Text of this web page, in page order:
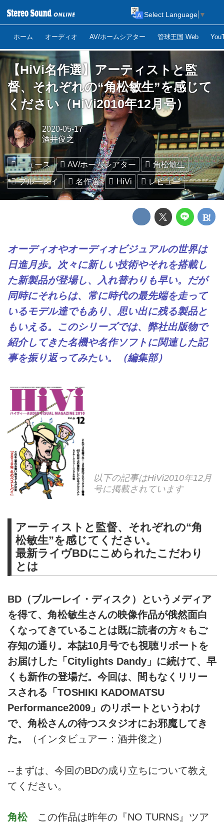
ホーム オーディオ AV/ホームシアター 管球王国 Web
Select Language ▼
【HiVi名作選】アーティストと監
督、それぞれの“角松敏生”を感じて
ください（HiVi2010年12月号）
2020-05-17
酒井俊之
ニュース AV/ホームシアター
角松敏生
ブルーレイ
名作選 HiVi レビュー
オーディオやオーディオビジュアルの世界は
日進月歩。次々に新しい技術やそれを搭載し
た新製品が登場し、入れ替わりも早い。だが
同時にそれらは、常に時代の最先端を走って
いるモデル達でもあり、思い出に残る製品と
もいえる。このシリーズでは、弊社出版物で
紹介してきた名機や名作ソフトに関連した記
事を振り返ってみたい。（編集部）
以下の記事はHiVi2010年12月
号に掲載されています
アーティストと監督、それぞれの“角
松敏生”を感じてください。
最新ライヴBDにこめられたこだわり
とは
BD（ブルーレイ・ディスク）というメディア
を得て、角松敏生さんの映像作品が俄然面白
くなってきていることは既に読者の方々もご
存知の通り。本誌10月号でも視聴リポートを
お届けした「Citylights Dandy」に続けて、早
くも新作の登場だ。今回は、間もなくリリー
スされる「TOSHIKI KADOMATSU
Performance2009」のリポートというわけ
で、角松さんの待つスタジオにお邪魔してき
た。
（インタビュアー：酒井俊之）
--まずは、今回のBDの成り立ちについて教え
てください。
角松この作品は昨年の『NO TURNS』ツア